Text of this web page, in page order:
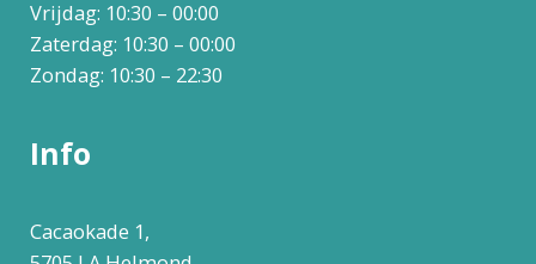
Vrijdag: 10:30 – 00:00
Zaterdag: 10:30 – 00:00
Zondag: 10:30 – 22:30
Info
Cacaokade 1,